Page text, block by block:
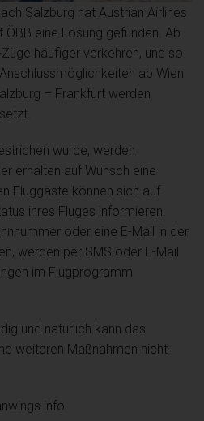
Salzburg hat Austrian Airlines
eine Lösung gefunden. Ab
häufiger verkehren, und so
ab Wien
– Frankfurt werden
wurde, werden
erhalten auf Wunsch eine
Fluggäste können sich auf
ihres Fluges informieren.
oder eine E-Mail in der
werden per SMS oder E-Mail
im Flugprogramm
und natürlich kann das
weiteren Maßnahmen nicht